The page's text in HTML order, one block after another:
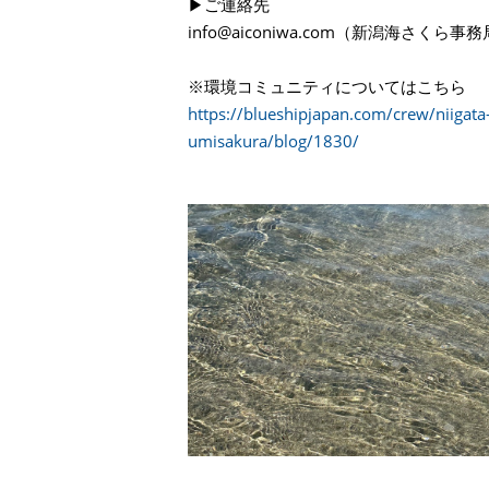
info@aiconiwa.com（新潟海さくら事務
※環境コミュニティについてはこちら
https://blueshipjapan.com/crew/
umisakura/blog/1830/